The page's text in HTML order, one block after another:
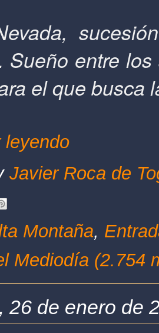
Sueño entre
el que busca
leyendo
Javier Roca de
Montaña,
Mediodía (2.754
26 de enero de